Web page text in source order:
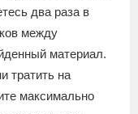
два раза в
между
материал.
тратить на
максимально